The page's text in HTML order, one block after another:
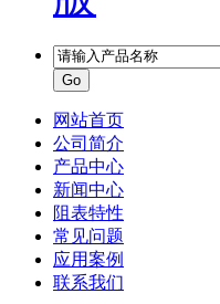
网站首页
公司简介
产品中心
新闻中心
阻表特性
常见问题
应用案例
联系我们